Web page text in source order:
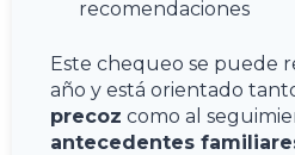
recomendaciones
Este chequeo se puede
año y está orientado
precoz como al
antecedentes